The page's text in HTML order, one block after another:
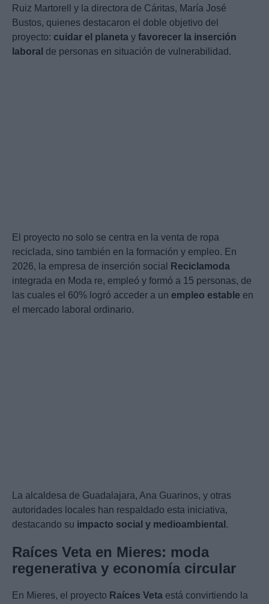
Ruiz Martorell y la directora de Cáritas, María José
Bustos, quienes destacaron el doble objetivo del
proyecto: cuidar el planeta y favorecer la inserción
laboral de personas en situación de vulnerabilidad.
El proyecto no solo se centra en la venta de ropa
reciclada, sino también en la formación y empleo. En
2026, la empresa de inserción social
Reciclamoda
integrada en Moda re, empleó y formó a 15 personas, de
las cuales el 60% logró acceder a un empleo estable en
el mercado laboral ordinario.
La alcaldesa de Guadalajara, Ana Guarinos, y otras
autoridades locales han respaldado esta iniciativa,
destacando su impacto social y medioambiental .
Raíces Veta en Mieres: moda
regenerativa y economía circular
En Mieres, el proyecto Raíces Veta está convirtiendo la